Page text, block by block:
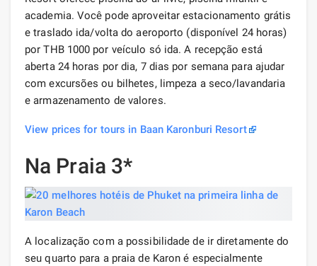
academia. Você pode aproveitar estacionamento grátis
e traslado ida/volta do aeroporto (disponível 24 horas)
por THB 1000 por veículo só ida. A recepção está
aberta 24 horas por dia, 7 dias por semana para ajudar
com excursões ou bilhetes, limpeza a seco/lavandaria
e armazenamento de valores.
View prices for tours in Baan Karonburi Resort
Na Praia 3*
A localização com a possibilidade de ir diretamente do
seu quarto para a praia de Karon é especialmente